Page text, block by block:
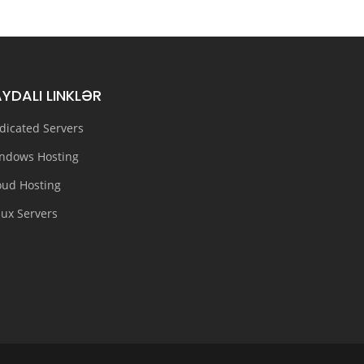
LINKLƏR
Servers
Hosting
Hosting
Servers